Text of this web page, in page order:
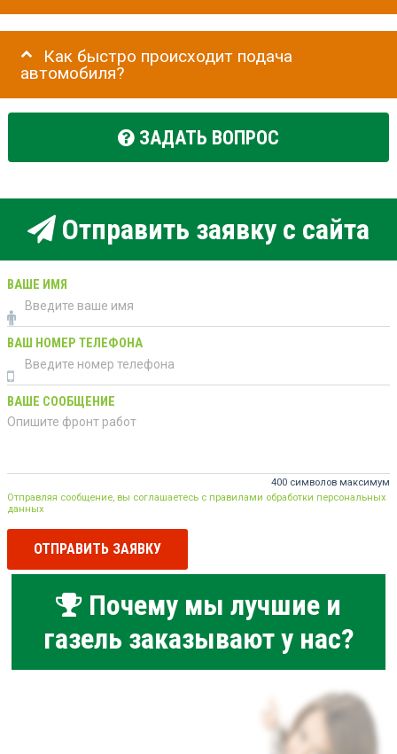
Как быстро происходит подача
автомобиля?
ЗАДАТЬ ВОПРОС
Отправить заявку с сайта
ВАШЕ ИМЯ
ВАШ НОМЕР ТЕЛЕФОНА
ВАШЕ СООБЩЕНИЕ
400 символов максимум
Отправляя сообщение, вы соглашаетесь с правилами обработки персональных
данных
ОТПРАВИТЬ ЗАЯВКУ
Почему мы лучшие и
газель заказывают у нас?